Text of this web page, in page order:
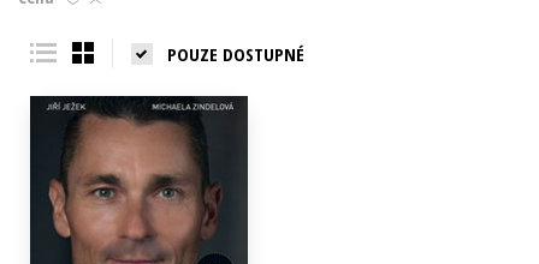
Young adult (SK)
POUZE DOSTUPNÉ